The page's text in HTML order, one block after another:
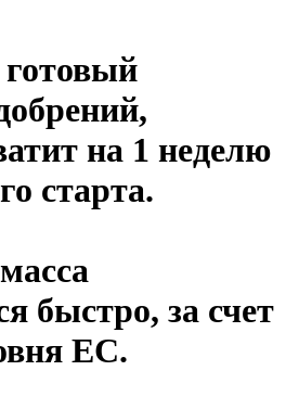
на 1 неделю
старта.
быстро, за счет
ЕС.